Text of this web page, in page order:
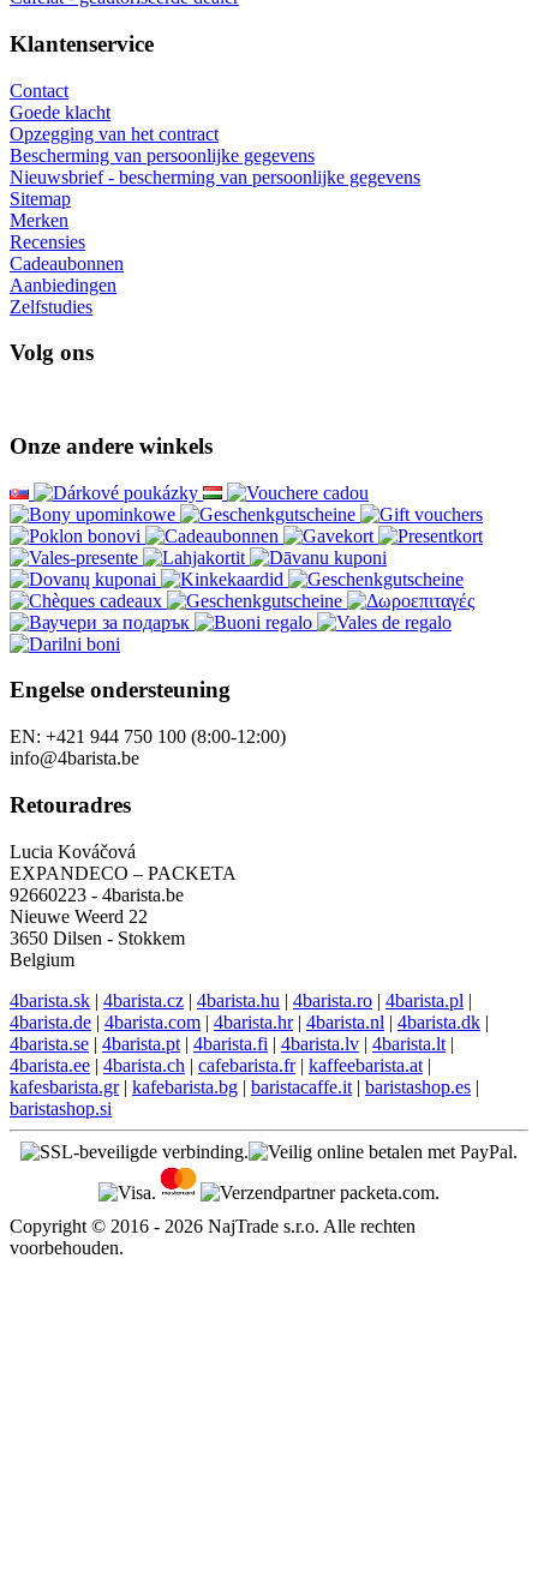
Klantenservice
Contact
Goede klacht
Opzegging van het contract
Bescherming van persoonlijke gegevens
Nieuwsbrief - bescherming van persoonlijke gegevens
Sitemap
Merken
Recensies
Cadeaubonnen
Aanbiedingen
Zelfstudies
Volg ons
Onze andere winkels
Engelse ondersteuning
EN: +421 944 750 100 (8:00-12:00)
info@4barista.be
Retouradres
Lucia Kováčová
EXPANDECO – PACKETA
92660223 - 4barista.be
Nieuwe Weerd 22
3650 Dilsen - Stokkem
Belgium
4barista.sk | 4barista.cz | 4barista.hu | 4barista.ro | 4barista.pl |
4barista.de | 4barista.com | 4barista.hr| 4barista.nl | 4barista.dk |
4barista.se | 4barista.pt | 4barista.fi | 4barista.lv | 4barista.lt |
4barista.ee | 4barista.ch | cafebarista.fr| kaffeebarista.at |
kafesbarista.gr| kafebarista.bg | baristacaffe.it | baristashop.es |
baristashop.si
Copyright © 2016 - 2026 NajTrade s.r.o. Alle rechten
voorbehouden.